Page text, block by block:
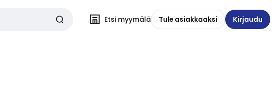
Etsi myymälä Tule asiakkaaksi Kirjaudu